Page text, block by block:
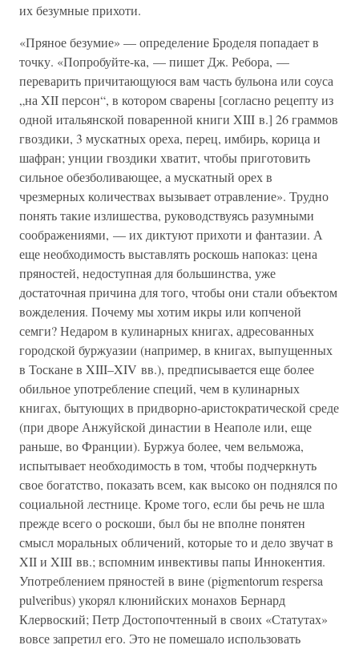
их безумные прихоти.
«Пряное безумие» — определение Броделя попадает в
точку. «Попробуйте-ка, — пишет Дж. Ребора, —
переварить причитающуюся вам часть бульона или соуса
„на XII персон“, в котором сварены [согласно рецепту из
одной итальянской поваренной книги XIII в.] 26 граммов
гвоздики, 3 мускатных ореха, перец, имбирь, корица и
шафран; унции гвоздики хватит, чтобы приготовить
сильное обезболивающее, а мускатный орех в
чрезмерных количествах вызывает отравление». Трудно
понять такие излишества, руководствуясь разумными
соображениями, — их диктуют прихоти и фантазии. А
еще необходимость выставлять роскошь напоказ: цена
пряностей, недоступная для большинства, уже
достаточная причина для того, чтобы они стали объектом
вожделения. Почему мы хотим икры или копченой
семги? Недаром в кулинарных книгах, адресованных
городской буржуазии (например, в книгах, выпущенных
в Тоскане в XIII–XIV вв.), предписывается еще более
обильное употребление специй, чем в кулинарных
книгах, бытующих в придворно-аристократической среде
(при дворе Анжуйской династии в Неаполе или, еще
раньше, во Франции). Буржуа более, чем вельможа,
испытывает необходимость в том, чтобы подчеркнуть
свое богатство, показать всем, как высоко он поднялся по
социальной лестнице. Кроме того, если бы речь не шла
прежде всего о роскоши, был бы не вполне понятен
смысл моральных обличений, которые то и дело звучат в
XII и XIII вв.; вспомним инвективы папы Иннокентия.
Употреблением пряностей в вине (pigmentorum respersa
pulveribus) укорял клюнийских монахов Бернард
Клервоский; Петр Достопочтенный в своих «Статутах»
вовсе запретил его. Это не помешало использовать